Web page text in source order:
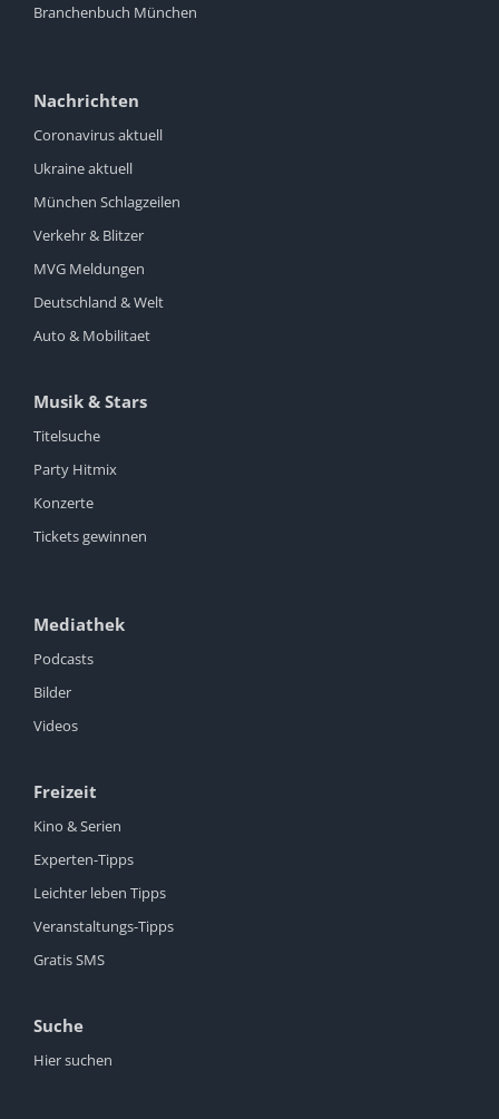
Branchenbuch München
Nachrichten
Coronavirus aktuell
Ukraine aktuell
München Schlagzeilen
Verkehr & Blitzer
MVG Meldungen
Deutschland & Welt
Auto & Mobilitaet
Musik & Stars
Titelsuche
Party Hitmix
Konzerte
Tickets gewinnen
Mediathek
Podcasts
Bilder
Videos
Freizeit
Kino & Serien
Experten-Tipps
Leichter leben Tipps
Veranstaltungs-Tipps
Gratis SMS
Suche
Hier suchen